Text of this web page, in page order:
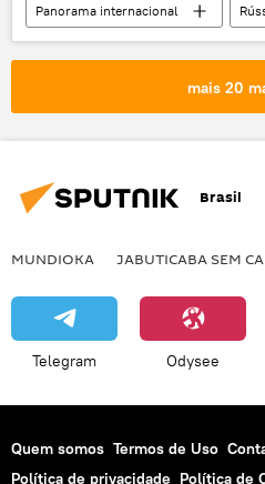
Panorama internacional
Joe Biden
Ucrânia
assembleia geral
ONU
mais 20
Brasil
MUNDIOKA JABUTICABA SEM
Telegram Odysee
Quem somos Termos de Uso
Política de privacidade Política de